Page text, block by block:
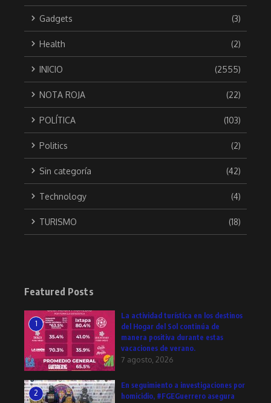
Gadgets (3)
Health (2)
INICIO (2555)
NOTA ROJA (22)
POLÍTICA (103)
Politics (2)
Sin categoría (42)
Technology (4)
TURISMO (18)
Featured Posts
1
La actividad turística en los destinos
del Hogar del Sol continúa de
manera positiva durante estas
vacaciones de verano.
7 agosto, 2026
2
En seguimiento a investigaciones por
homicidio, #FGEGuerrero asegura